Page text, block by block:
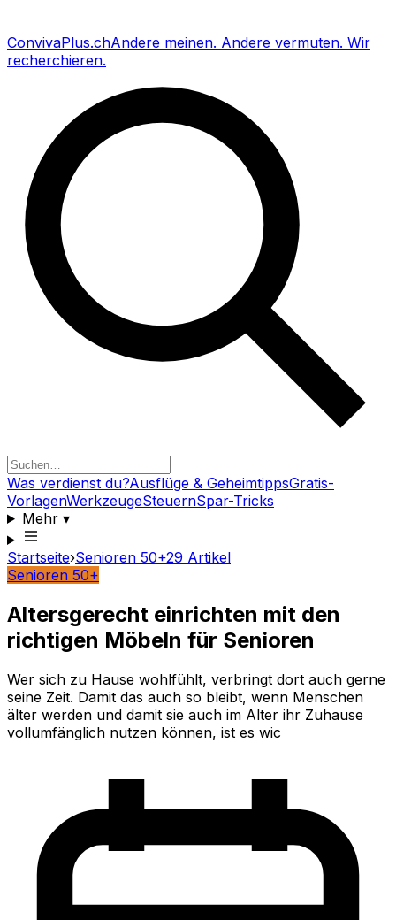
ConvivaPlus.chAndere meinen. Andere vermuten. Wir
recherchieren.
Was verdienst du?Ausflüge & GeheimtippsGratis-
VorlagenWerkzeugeSteuernSpar-Tricks
Mehr▾
Startseite›Senioren 50+29 Artikel
Senioren 50+
Altersgerecht einrichten mit den
richtigen Möbeln für Senioren
Wer sich zu Hause wohlfühlt, verbringt dort auch gerne
seine Zeit. Damit das auch so bleibt, wenn Menschen
älter werden und damit sie auch im Alter ihr Zuhause
vollumfänglich nutzen können, ist es wic